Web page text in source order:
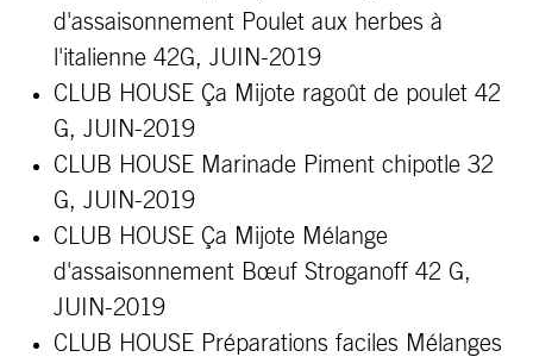
d'assaisonnement Poulet aux herbes à
l'italienne 42G, JUIN-2019
CLUB HOUSE Ça Mijote ragoût de poulet 42
G, JUIN-2019
CLUB HOUSE Marinade Piment chipotle 32
G, JUIN-2019
CLUB HOUSE Ça Mijote Mélange
d'assaisonnement Bœuf Stroganoff 42 G,
JUIN-2019
CLUB HOUSE Préparations faciles Mélanges